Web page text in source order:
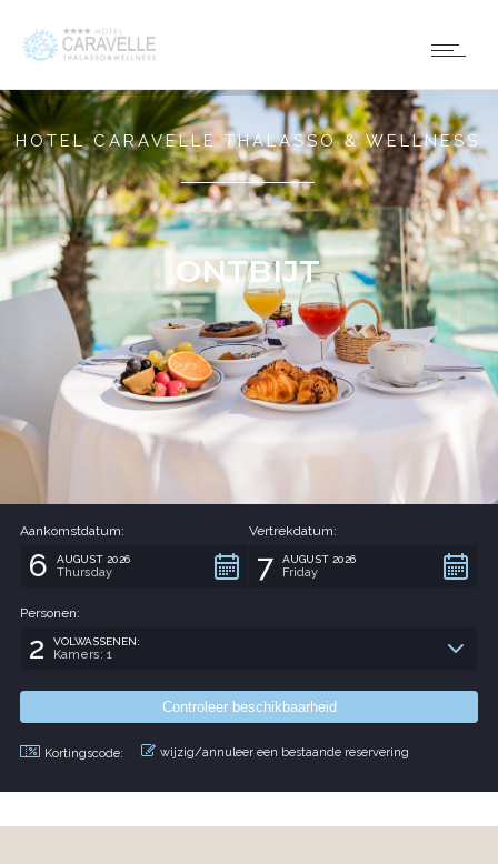
HOTEL CARAVELLE THALASSO & WELLNESS
ONTBIJT
Aankomstdatum:
6 AUGUST 2026
Thursday
Vertrekdatum:
7 AUGUST 2026
Friday
Personen:
2 VOLWASSENEN:
Kamers: 1
Kortingscode: wijzig/annuleer een bestaande reservering